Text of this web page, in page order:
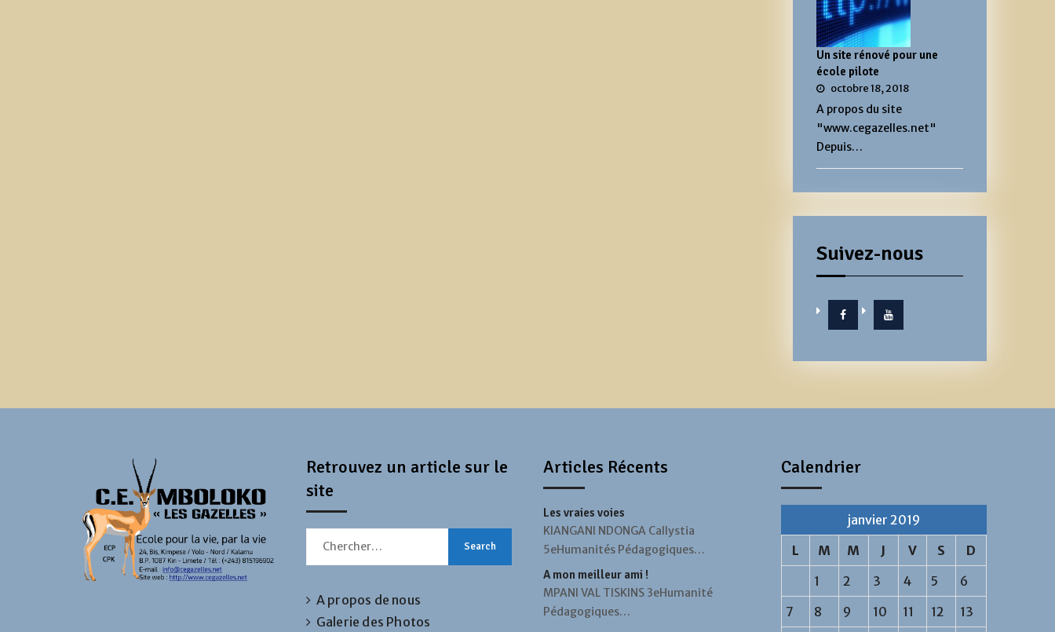
Un site rénové pour une
école pilote
octobre 18, 2018
A propos du site
"www.cegazelles.net"
Depuis…
Suivez-nous
Retrouvez un article sur le
site
Search
A propos de nous
Galerie des Photos
Articles Récents
Les vraies voies
KIANGANI NDONGA Callystia
5eHumanités Pédagogiques…
A mon meilleur ami !
MPANI VAL TISKINS 3eHumanité
Pédagogiques…
Calendrier
janvier 2019
L
M M J V S
D
1
2 3 4 5
6
7
8 9 10 11 12 13